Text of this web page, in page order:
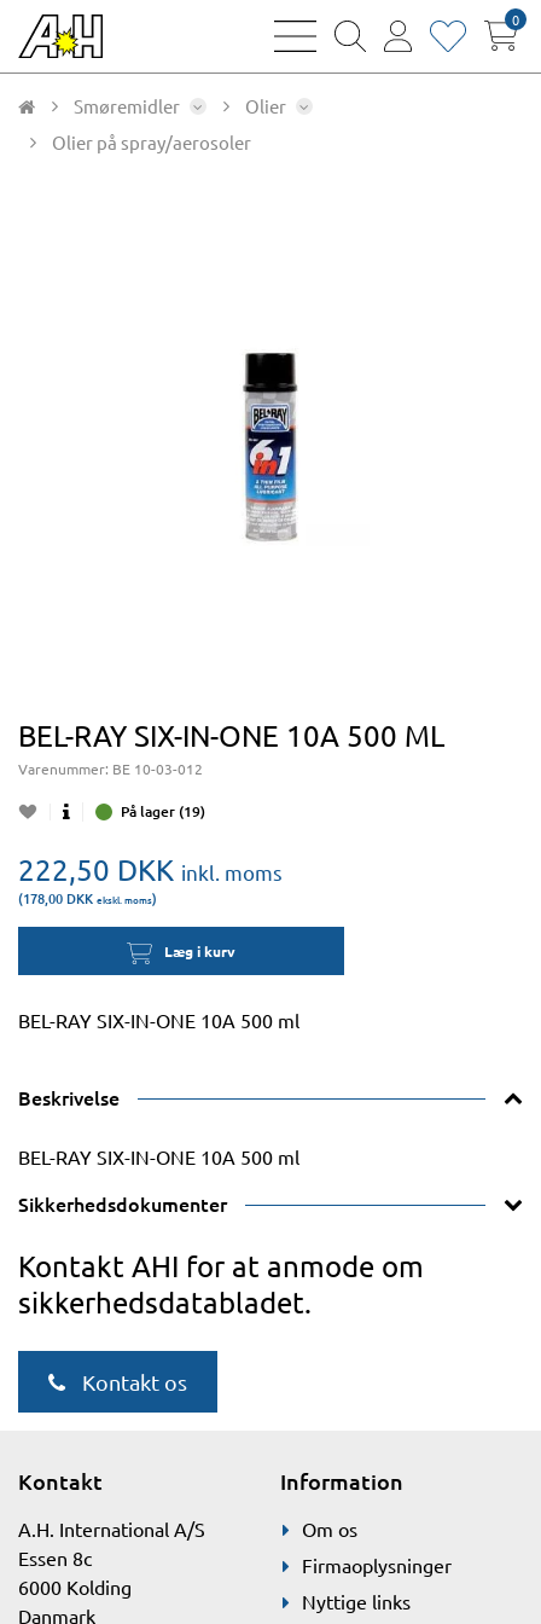
bars
magnifying
user
heart0
Smøremidler
Olier
Olier på spray/aerosoler
BEL-RAY SIX-IN-ONE 10A 500 ML
Varenummer: BE 10-03-012
På lager (19)
222,50 DKK inkl. moms
(178,00 DKK ekskl. moms)
Læg i kurv
BEL-RAY SIX-IN-ONE 10A 500 ml
Beskrivelse
BEL-RAY SIX-IN-ONE 10A 500 ml
Sikkerhedsdokumenter
Kontakt AHI for at anmode om
sikkerhedsdatabladet.
Kontakt os
Kontakt
A.H. International A/S
Essen 8c
6000 Kolding
Danmark
Information
Om os
Firmaoplysninger
Nyttige links